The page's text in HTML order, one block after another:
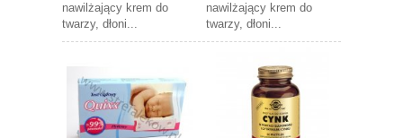
nawilżający krem do
twarzy, dłoni...
nawilżający krem do
twarzy, dłoni...